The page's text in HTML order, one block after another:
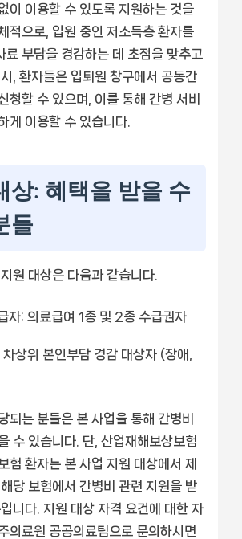
이 이용할 수 있도록 지원하는 것을
적으로, 입원 중인 저소득층 환자를
료 부담을 경감하는 데 초점을 맞추고
, 환자들은 입퇴원 창구에서 공동간
청할 수 있으며, 이를 통해 간병 서비
게 이용할 수 있습니다.
상: 혜택을 받을 수
들
원 대상은 다음과 같습니다.
자: 의료급여 1종 및 2종 수급권자
상위 본인부담 경감 대상자 (장애,
되는 분들은 본 사업을 통해 간병비
수 있습니다. 단, 산업재해보상보험
험 환자는 본 사업 지원 대상에서 제
당 보험에서 간병비 관련 지원을 받
니다. 지원 대상 자격 요건에 대한 자
의료원 공공의료팀으로 문의하시면